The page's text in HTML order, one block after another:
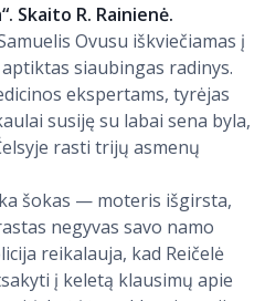
Skaito R. Rainienė.
Ovusu iškviečiamas į
siaubingas radinys.
ekspertams, tyrėjas
susiję su labai sena byla,
rasti trijų asmenų
šokas — moteris išgirsta,
negyvas savo namo
reikalauja, kad Reičelė
į keletą klausimų apie